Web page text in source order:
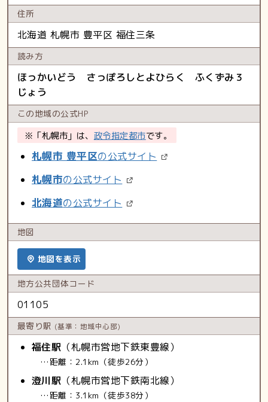
住所
北海道 札幌市 豊平区 福住三条
読み方
ほっかいどう さっぽろしとよひらく ふくずみ３
じょう
この地域の公式HP
※「札幌市」は、 政令指定都市です。
札幌市 豊平区の公式サイト
札幌市の公式サイト
北海道の公式サイト
地図
地図を表示
地方公共団体コード
01105
最寄り駅 (基準：地域中心部)
福住駅 （札幌市営地下鉄東豊線）
…距離：2.1km（徒歩26分）
澄川駅 （札幌市営地下鉄南北線）
…距離：3.1km（徒歩38分）